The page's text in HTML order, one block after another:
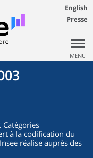
English
Presse
MENU
à la codification du
réalise auprès des